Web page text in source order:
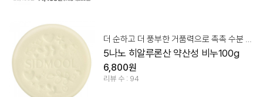
더 순하고 더 풍부한 거품력으로 촉촉 수분 영양 클렌징!
5나노 히알루론산 약산성 비누100g
6,800원
리뷰 수 : 94